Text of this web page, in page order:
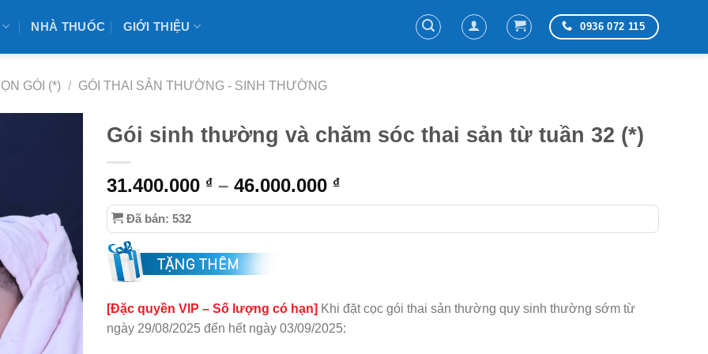
NHÀ THUỐC GIỚI THIỆU 0936 072 115
GÓI (*) / GÓI THAI SẢN THƯỜNG - SINH THƯỜNG
Gói sinh thường và chăm sóc thai sản từ tuần 32 (*)
31.400.000 ₫– 46.000.000 ₫
Đã bán: 532
[Đặc quyền VIP – Số lượng có hạn] Khi đặt cọc gói thai sản thường quy sinh thường sớm từ
ngày 29/08/2025 đến hết ngày 03/09/2025: